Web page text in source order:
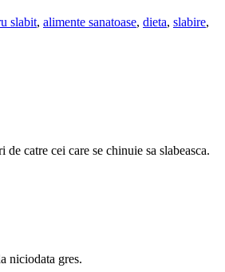
slabit, alimente sanatoase, dieta, slabire,
catre cei care se chinuie sa slabeasca.
niciodata gres.